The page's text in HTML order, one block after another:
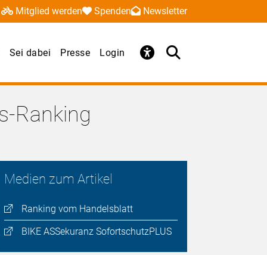
Mitglied werden Spenden Newsletter
Sei dabei Presse Login
Ranking
Medien zum Artikel
Ranking vom Handelsblatt
BIKE ASSekuranz SofortschutzPLUS